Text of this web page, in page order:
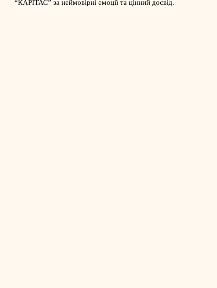
“КАРІТАС” за неймовірні емоції та цінний досвід.